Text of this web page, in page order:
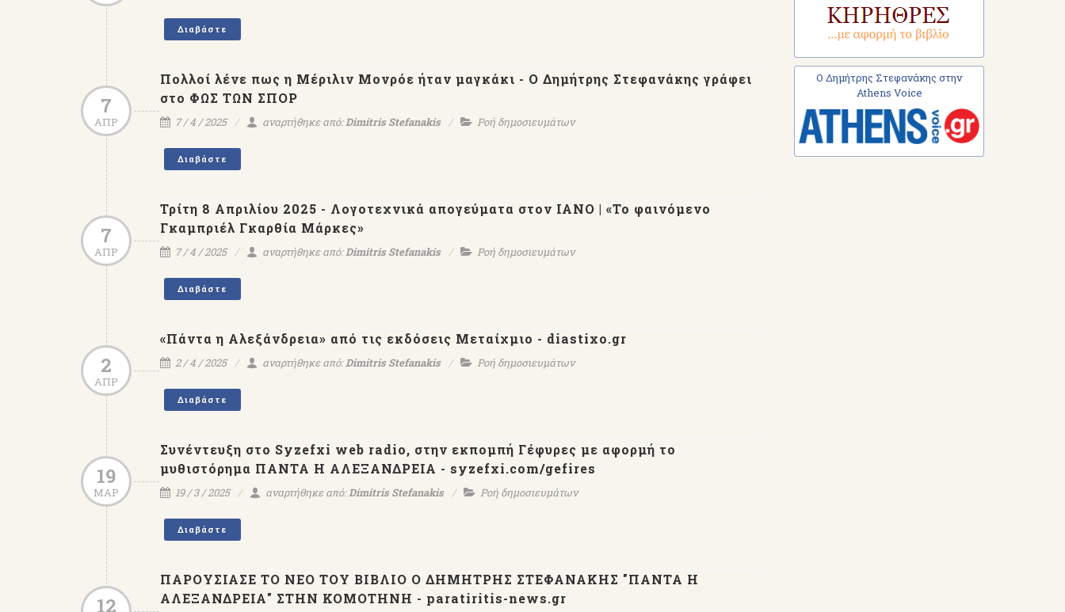
Διαβάστε
7
ΑΠΡ
Πολλοί λένε πως η Μέριλιν Μονρόε ήταν μαγκάκι - Ο Δημήτρης Στεφανάκης γράφει
στο ΦΩΣ ΤΩΝ ΣΠΟΡ
7 / 4 / 2025 αναρτήθηκε από:Dimitris Stefanakis Ροή δημοσιευμάτων
Διαβάστε
7
ΑΠΡ
Τρίτη 8 Απριλίου 2025 - Λογοτεχνικά απογεύματα στον ΙΑΝΟ | «Το φαινόμενο
Γκαμπριέλ Γκαρθία Μάρκες»
7 / 4 / 2025 αναρτήθηκε από:Dimitris Stefanakis Ροή δημοσιευμάτων
Διαβάστε
2
ΑΠΡ
«Πάντα η Αλεξάνδρεια» από τις εκδόσεις Μεταίχμιο - diastixo.gr
2 / 4 / 2025 αναρτήθηκε από:Dimitris Stefanakis Ροή δημοσιευμάτων
Διαβάστε
19
ΜΑΡ
Συνέντευξη στο Syzefxi web radio, στην εκπομπή Γέφυρες με αφορμή το
μυθιστόρημα ΠΑΝΤΑ Η ΑΛΕΞΑΝΔΡΕΙΑ - syzefxi.com/gefires
19 / 3 / 2025 αναρτήθηκε από:Dimitris Stefanakis Ροή δημοσιευμάτων
Διαβάστε
12
ΠΑΡΟΥΣΙΑΣΕ ΤΟ ΝΕΟ ΤΟΥ ΒΙΒΛΙΟ Ο ΔΗΜΗΤΡΗΣ ΣΤΕΦΑΝΑΚΗΣ "ΠΑΝΤΑ Η
ΑΛΕΞΑΝΔΡΕΙΑ" ΣΤΗΝ ΚΟΜΟΤΗΝΗ - paratiritis-news.gr
Ο Δημήτρης Στεφανάκης στην
Athens Voice